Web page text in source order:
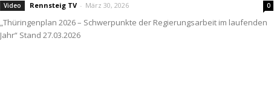
Video Rennsteig TV - März 30, 2026 0
„Thüringenplan 2026 – Schwerpunkte der Regierungsarbeit im laufenden
Jahr“ Stand 27.03.2026